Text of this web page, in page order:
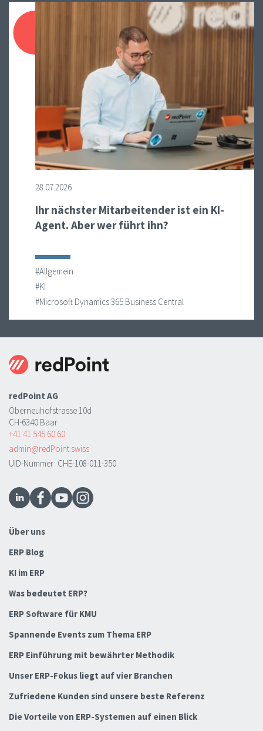
28.07.2026
Ihr nächster Mitarbeitender ist ein KI-
Agent. Aber wer führt ihn?
#Allgemein
#KI
#Microsoft Dynamics 365 Business Central
redPoint AG
Oberneuhofstrasse 10d
CH-6340 Baar
+41 41 545 60 60
admin@redPoint.swiss
UID-Nummer: CHE-108-011-350
Über uns
ERP Blog
KI im ERP
Was bedeutet ERP?
ERP Software für KMU
Spannende Events zum Thema ERP
ERP Einführung mit bewährter Methodik
Unser ERP-Fokus liegt auf vier Branchen
Zufriedene Kunden sind unsere beste Referenz
Die Vorteile von ERP-Systemen auf einen Blick